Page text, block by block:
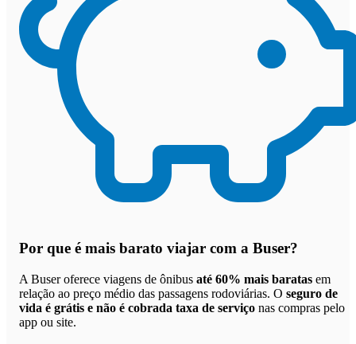
Por que é mais barato viajar com a Buser?
A Buser oferece viagens de ônibus até 60% mais baratas em
relação ao preço médio das passagens rodoviárias. O seguro de
vida é grátis e não é cobrada taxa de serviço nas compras pelo
app ou site.